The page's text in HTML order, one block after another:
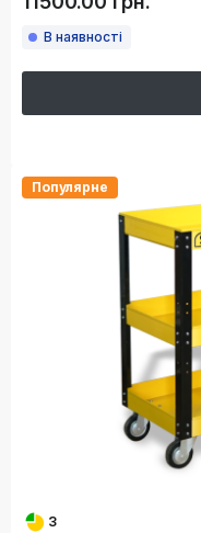
В наявності
Популярне
3